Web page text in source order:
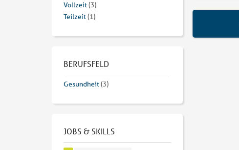
Vollzeit(3)
Teilzeit(1)
BERUFSFELD
Gesundheit(3)
JOBS & SKILLS